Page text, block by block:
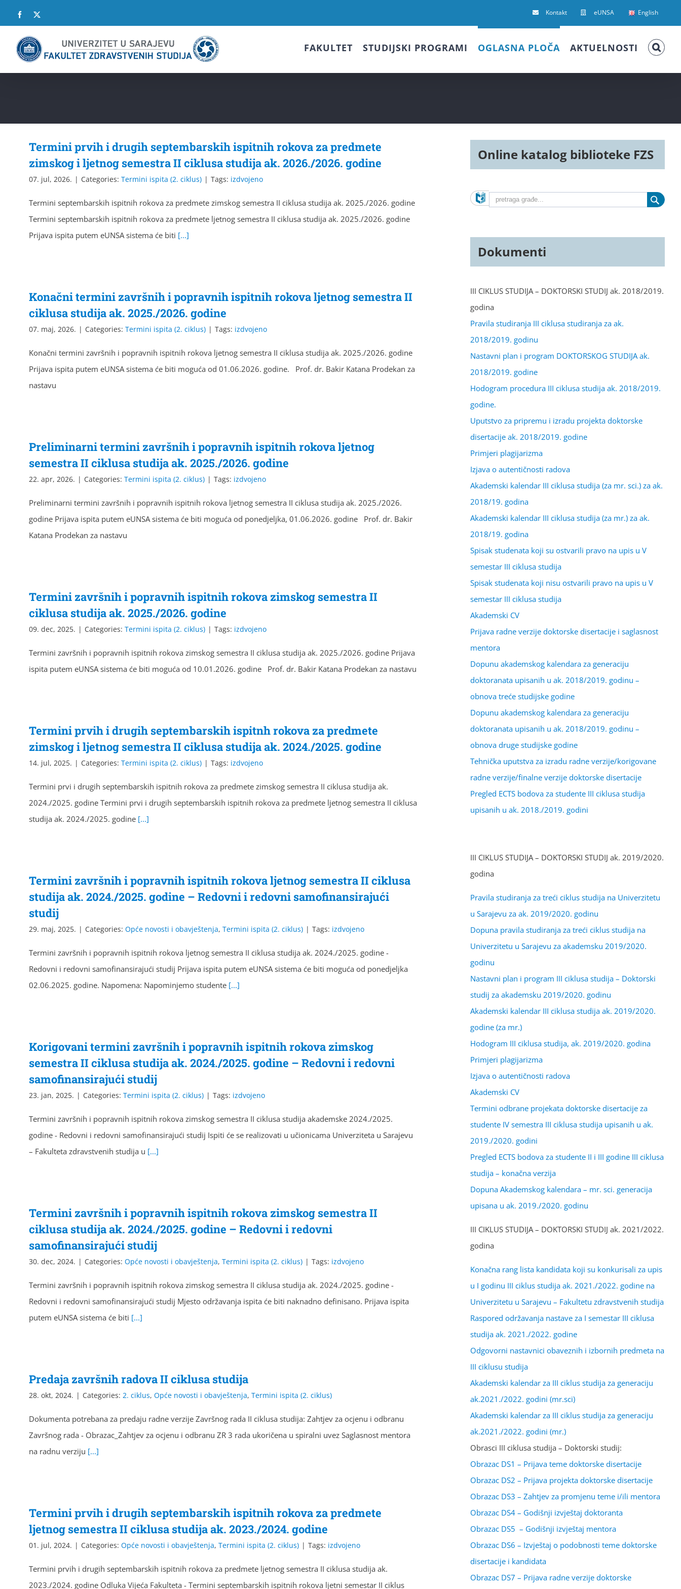
to
content
Facebook Kontakt eUNSA English
FAKULTET STUDIJSKI PROGRAMI OGLASNA PLOČA AKTUELNOSTI
Termini prvih i drugih septembarskih ispitnih rokova za predmete
zimskog i ljetnog semestra II ciklusa studija ak. 2026./2026. godine
07. jul, 2026. | Categories: Termini ispita (2. ciklus) | Tags: izdvojeno
Termini septembarskih ispitnih rokova za predmete zimskog semestra II ciklusa studija ak. 2025./2026. godine
Termini septembarskih ispitnih rokova za predmete ljetnog semestra II ciklusa studija ak. 2025./2026. godine
Prijava ispita putem eUNSA sistema će biti [...]
Konačni termini završnih i popravnih ispitnih rokova ljetnog semestra II
ciklusa studija ak. 2025./2026. godine
07. maj, 2026. | Categories: Termini ispita (2. ciklus) | Tags: izdvojeno
Konačni termini završnih i popravnih ispitnih rokova ljetnog semestra II ciklusa studija ak. 2025./2026. godine
Prijava ispita putem eUNSA sistema će biti moguća od 01.06.2026. godine. Prof. dr. Bakir Katana Prodekan za
nastavu
Preliminarni termini završnih i popravnih ispitnih rokova ljetnog
semestra II ciklusa studija ak. 2025./2026. godine
22. apr, 2026. | Categories: Termini ispita (2. ciklus) | Tags: izdvojeno
Preliminarni termini završnih i popravnih ispitnih rokova ljetnog semestra II ciklusa studija ak. 2025./2026.
godine Prijava ispita putem eUNSA sistema će biti moguća od ponedjeljka, 01.06.2026. godine Prof. dr. Bakir
Katana Prodekan za nastavu
Termini završnih i popravnih ispitnih rokova zimskog semestra II
ciklusa studija ak. 2025./2026. godine
09. dec, 2025. | Categories: Termini ispita (2. ciklus) | Tags: izdvojeno
Termini završnih i popravnih ispitnih rokova zimskog semestra II ciklusa studija ak. 2025./2026. godine Prijava
ispita putem eUNSA sistema će biti moguća od 10.01.2026. godine Prof. dr. Bakir Katana Prodekan za nastavu
Termini prvih i drugih septembarskih ispitnh rokova za predmete
zimskog i ljetnog semestra II ciklusa studija ak. 2024./2025. godine
14. jul, 2025. | Categories: Termini ispita (2. ciklus) | Tags: izdvojeno
Termini prvi i drugih septembarskih ispitnih rokova za predmete zimskog semestra II ciklusa studija ak.
2024./2025. godine Termini prvi i drugih septembarskih ispitnih rokova za predmete ljetnog semestra II ciklusa
studija ak. 2024./2025. godine [...]
Termini završnih i popravnih ispitnih rokova ljetnog semestra II ciklusa
studija ak. 2024./2025. godine – Redovni i redovni samofinansirajući
studij
29. maj, 2025. | Categories: Opće novosti i obavještenja, Termini ispita (2. ciklus) | Tags: izdvojeno
Termini završnih i popravnih ispitnih rokova ljetnog semestra II ciklusa studija ak. 2024./2025. godine -
Redovni i redovni samofinansirajući studij Prijava ispita putem eUNSA sistema će biti moguća od ponedjeljka
02.06.2025. godine. Napomena: Napominjemo studente [...]
Korigovani termini završnih i popravnih ispitnih rokova zimskog
semestra II ciklusa studija ak. 2024./2025. godine – Redovni i redovni
samofinansirajući studij
23. jan, 2025. | Categories: Termini ispita (2. ciklus) | Tags: izdvojeno
Termini završnih i popravnih ispitnih rokova zimskog semestra II ciklusa studija akademske 2024./2025.
godine - Redovni i redovni samofinansirajući studij Ispiti će se realizovati u učionicama Univerziteta u Sarajevu
– Fakulteta zdravstvenih studija u [...]
Termini završnih i popravnih ispitnih rokova zimskog semestra II
ciklusa studija ak. 2024./2025. godine – Redovni i redovni
samofinansirajući studij
30. dec, 2024. | Categories: Opće novosti i obavještenja, Termini ispita (2. ciklus) | Tags: izdvojeno
Termini završnih i popravnih ispitnih rokova zimskog semestra II ciklusa studija ak. 2024./2025. godine -
Redovni i redovni samofinansirajući studij Mjesto održavanja ispita će biti naknadno definisano. Prijava ispita
putem eUNSA sistema će biti [...]
Predaja završnih radova II ciklusa studija
28. okt, 2024. | Categories: 2. ciklus, Opće novosti i obavještenja, Termini ispita (2. ciklus)
Dokumenta potrebana za predaju radne verzije Završnog rada II ciklusa studija: Zahtjev za ocjenu i odbranu
Završnog rada - Obrazac_Zahtjev za ocjenu i odbranu ZR 3 rada ukoričena u spiralni uvez Saglasnost mentora
na radnu verziju [...]
Termini prvih i drugih septembarskih ispitnih rokova za predmete
ljetnog semestra II ciklusa studija ak. 2023./2024. godine
01. jul, 2024. | Categories: Opće novosti i obavještenja, Termini ispita (2. ciklus) | Tags: izdvojeno
Termini prvih i drugih septembarskih ispitnih rokova za predmete ljetnog semestra II ciklusa studija ak.
2023./2024. godine Odluka Vijeća Fakulteta - Termini septembarskih ispitnih rokova ljetni semestar II ciklus
Online katalog biblioteke FZS
Dokumenti
III CIKLUS STUDIJA – DOKTORSKI STUDIJ ak. 2018/2019.
godina
Pravila studiranja III ciklusa studiranja za ak.
2018/2019. godinu
Nastavni plan i program DOKTORSKOG STUDIJA ak.
2018/2019. godine
Hodogram procedura III ciklusa studija ak. 2018/2019.
godine.
Uputstvo za pripremu i izradu projekta doktorske
disertacije ak. 2018/2019. godine
Primjeri plagijarizma
Izjava o autentičnosti radova
Akademski kalendar III ciklusa studija (za mr. sci.) za ak.
2018/19. godina
Akademski kalendar III ciklusa studija (za mr.) za ak.
2018/19. godina
Spisak studenata koji su ostvarili pravo na upis u V
semestar III ciklusa studija
Spisak studenata koji nisu ostvarili pravo na upis u V
semestar III ciklusa studija
Akademski CV
Prijava radne verzije doktorske disertacije i saglasnost
mentora
Dopunu akademskog kalendara za generaciju
doktoranata upisanih u ak. 2018/2019. godinu –
obnova treće studijske godine
Dopunu akademskog kalendara za generaciju
doktoranata upisanih u ak. 2018/2019. godinu –
obnova druge studijske godine
Tehnička uputstva za izradu radne verzije/korigovane
radne verzije/finalne verzije doktorske disertacije
Pregled ECTS bodova za studente III ciklusa studija
upisanih u ak. 2018./2019. godini
III CIKLUS STUDIJA – DOKTORSKI STUDIJ ak. 2019/2020.
godina
Pravila studiranja za treći ciklus studija na Univerzitetu
u Sarajevu za ak. 2019/2020. godinu
Dopuna pravila studiranja za treći ciklus studija na
Univerzitetu u Sarajevu za akademsku 2019/2020.
godinu
Nastavni plan i program III ciklusa studija – Doktorski
studij za akademsku 2019/2020. godinu
Akademski kalendar III ciklusa studija ak. 2019/2020.
godine (za mr.)
Hodogram III ciklusa studija, ak. 2019/2020. godina
Primjeri plagijarizma
Izjava o autentičnosti radova
Akademski CV
Termini odbrane projekata doktorske disertacije za
studente IV semestra III ciklusa studija upisanih u ak.
2019./2020. godini
Pregled ECTS bodova za studente II i III godine III ciklusa
studija – konačna verzija
Dopuna Akademskog kalendara – mr. sci. generacija
upisana u ak. 2019./2020. godinu
III CIKLUS STUDIJA – DOKTORSKI STUDIJ ak. 2021/2022.
godina
Konačna rang lista kandidata koji su konkurisali za upis
u I godinu III ciklus studija ak. 2021./2022. godine na
Univerzitetu u Sarajevu – Fakultetu zdravstvenih studija
Raspored održavanja nastave za I semestar III ciklusa
studija ak. 2021./2022. godine
Odgovorni nastavnici obaveznih i izbornih predmeta na
III ciklusu studija
Akademski kalendar za III ciklus studija za generaciju
ak.2021./2022. godini (mr.sci)
Akademski kalendar za III ciklus studija za generaciju
ak.2021./2022. godini (mr.)
Obrasci III ciklusa studija – Doktorski studij:
Obrazac DS1 – Prijava teme doktorske disertacije
Obrazac DS2 – Prijava projekta doktorske disertacije
Obrazac DS3 – Zahtjev za promjenu teme i/ili mentora
Obrazac DS4 – Godišnji izvještaj doktoranta
Obrazac DS5 – Godišnji izvještaj mentora
Obrazac DS6 – Izvještaj o podobnosti teme doktorske
disertacije i kandidata
Obrazac DS7 – Prijava radne verzije doktorske